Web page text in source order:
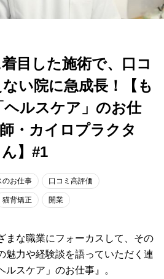
着目した施術で、口コ
い院に急成長！【も
ヘルスケア」のお仕
・カイロプラクタ
】#1
のお仕事 口コミ高評価
猫背矯正 開業
まな職業にフォーカスして、その
魅力や経験談を語っていただく連
スケア」のお仕事』。